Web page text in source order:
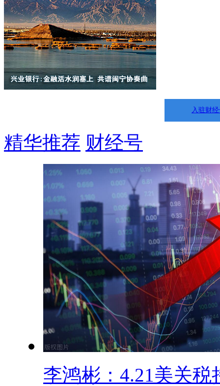
入驻财
精华推荐 财经号
李鸿彬：4.21美关税